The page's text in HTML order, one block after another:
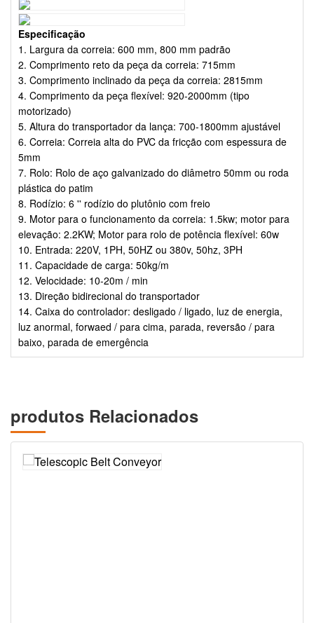
Especificação
1. Largura da correia: 600 mm, 800 mm padrão
2. Comprimento reto da peça da correia: 715mm
3. Comprimento inclinado da peça da correia: 2815mm
4. Comprimento da peça flexível: 920-2000mm (tipo
motorizado)
5. Altura do transportador da lança: 700-1800mm ajustável
6. Correia: Correia alta do PVC da fricção com espessura de
5mm
7. Rolo: Rolo de aço galvanizado do diâmetro 50mm ou roda
plástica do patim
8. Rodízio: 6 '' rodízio do plutônio com freio
9. Motor para o funcionamento da correia: 1.5kw; motor para
elevação: 2.2KW; Motor para rolo de potência flexível: 60w
10. Entrada: 220V, 1PH, 50HZ ou 380v, 50hz, 3PH
11. Capacidade de carga: 50kg/m
12. Velocidade: 10-20m / min
13. Direção bidirecional do transportador
14. Caixa do controlador: desligado / ligado, luz de energia,
luz anormal, forwaed / para cima, parada, reversão / para
baixo, parada de emergência
produtos Relacionados